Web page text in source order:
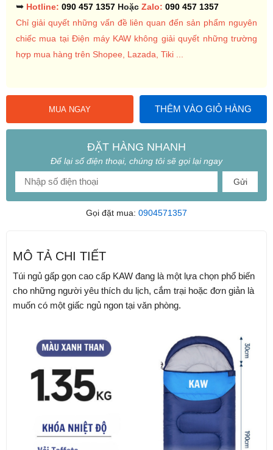
➥ Hotline: 090 457 1357 Hoặc Zalo: 090 457 1357
Chỉ giải quyết những vấn đề liên quan đến sản phẩm nguyên
chiếc mua tại Điện máy KAW không giải quyết những trường
hợp mua hàng trên Shopee, Lazada, Tiki ...
MUA NGAY THÊM VÀO GIỎ HÀNG
ĐẶT HÀNG NHANH
Để lại số điện thoại, chúng tôi sẽ gọi lại ngay
Gửi
Gọi đặt mua: 0904571357
MÔ TẢ CHI TIẾT
Túi ngủ gấp gọn cao cấp KAW đang là một lựa chọn phổ biến
cho những người yêu thích du lịch, cắm trại hoặc đơn giản là
muốn có một giấc ngủ ngon tại văn phòng.